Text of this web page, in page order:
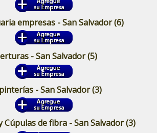
empresas - San Salvador(6)
- San Salvador(5)
- San Salvador(3)
Cúpulas de fibra - San Salvador(3)